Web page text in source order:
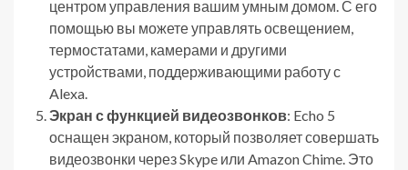
центром управления вашим умным домом. С его
помощью вы можете управлять освещением,
термостатами, камерами и другими
устройствами, поддерживающими работу с
Alexa.
Экран с функцией видеозвонков: Echo 5
оснащен экраном, который позволяет совершать
видеозвонки через Skype или Amazon Chime. Это